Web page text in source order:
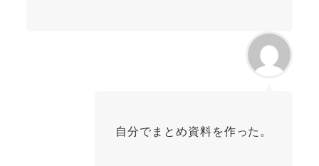
自分でまとめ資料を作った。